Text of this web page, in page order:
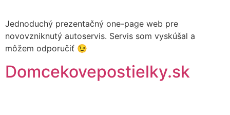
Jednoduchý prezentačný one-page web pre
novovzniknutý autoservis. Servis som vyskúšal a
môžem odporučiť 😉
Domcekovepostielky.sk